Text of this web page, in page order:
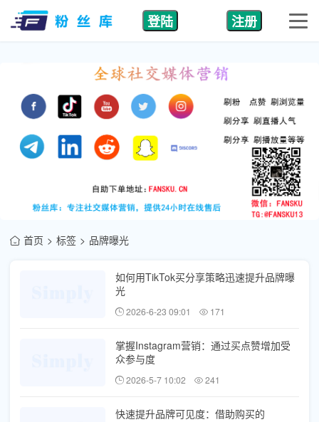
登陆 注册
首页 标签 品牌曝光
如何用TikTok买分享策略迅速提升品牌曝
光
2026-6-23 09:01 171
掌握Instagram营销：通过买点赞增加受
众参与度
2026-5-7 10:02 241
快速提升品牌可见度：借助购买的